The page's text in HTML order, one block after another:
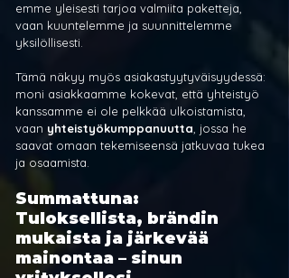
emme yleisesti tarjoa valmiita paketteja,
vaan kuuntelemme ja suunnittelemme
yksilöllisesti.
Tämä näkyy myös asiakastyytyväisyydessä:
moni asiakkaamme kokevat, että yhteistyö
kanssamme ei ole pelkkää ulkoistamista,
vaan yhteistyökumppanuutta, jossa he
saavat omaan tekemiseensä jatkuvaa tukea
ja osaamista.
Summattuna:
Tuloksellista, brändin
mukaista ja järkevää
mainontaa – sinun